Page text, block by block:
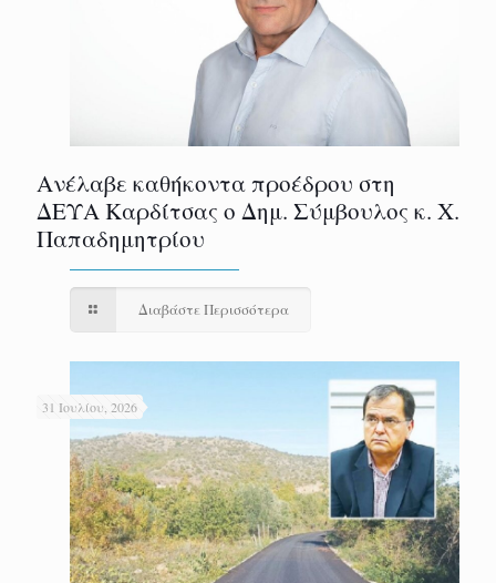
Ανέλαβε καθήκοντα προέδρου στη
ΔΕΥΑ Καρδίτσας ο Δημ. Σύμβουλος κ. Χ.
Παπαδημητρίου
Διαβάστε Περισσότερα
31 Ιουλίου, 2026